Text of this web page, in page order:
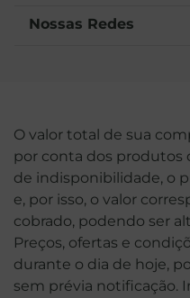
Nossas Redes
O valor total de sua
por conta dos produtos
de indisponibilidade, o
e, por isso, o valor
cobrado, podendo ser
Preços, ofertas e
durante o dia de hoje,
sem prévia notificação.